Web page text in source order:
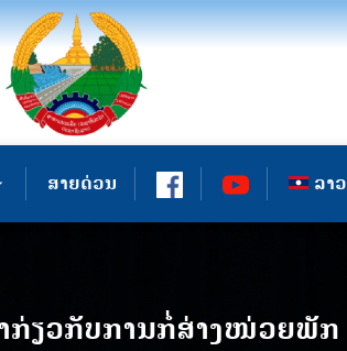
ສາຍດ່ວນ ລາວ
ກ່ຽວກັບການກໍ່ສ່າງໜ່ວຍພັກ